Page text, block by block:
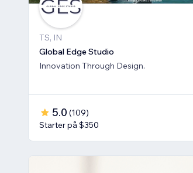
TS, IN
Global Edge Studio
Innovation Through Design.
5.0 (109)
Starter på $350